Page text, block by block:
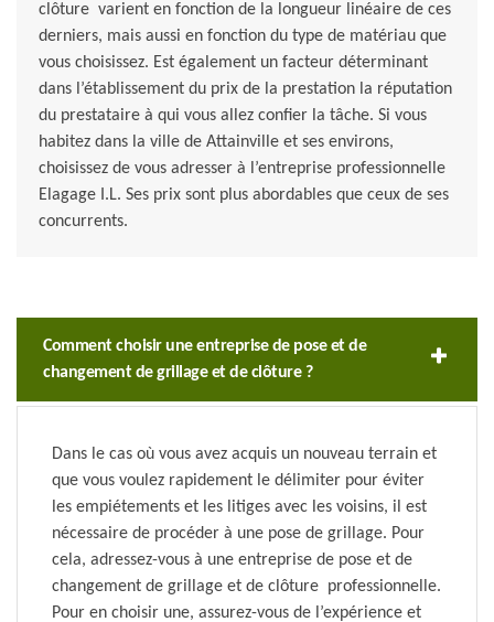
clôture varient en fonction de la longueur linéaire de ces
derniers, mais aussi en fonction du type de matériau que
vous choisissez. Est également un facteur déterminant
dans l’établissement du prix de la prestation la réputation
du prestataire à qui vous allez confier la tâche. Si vous
habitez dans la ville de Attainville et ses environs,
choisissez de vous adresser à l’entreprise professionnelle
Elagage I.L. Ses prix sont plus abordables que ceux de ses
concurrents.
Comment choisir une entreprise de pose et de
changement de grillage et de clôture ?
Dans le cas où vous avez acquis un nouveau terrain et
que vous voulez rapidement le délimiter pour éviter
les empiétements et les litiges avec les voisins, il est
nécessaire de procéder à une pose de grillage. Pour
cela, adressez-vous à une entreprise de pose et de
changement de grillage et de clôture professionnelle.
Pour en choisir une, assurez-vous de l’expérience et